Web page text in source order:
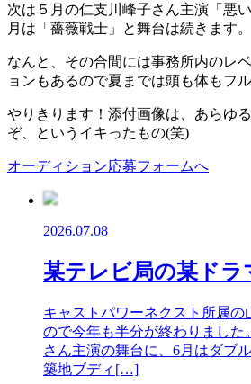
次は５月の仁支川峰子さん主演「悪
月は「薔薇戦士」と舞台は続きます。
なんと、その合間には事務所内のレ
ョンもあるので夏までは頭も体もフ
やりきります！添付画像は、あらゆ
ぞ、というイキったもの(笑)
オーディション応募フォームへ
2026.07.08
某テレビ局の某ドラ
キャストパワーネクスト所属の
ので今年も半分が終わりました
さん主演の舞台に、6月はダブ
築地ブディ[…]